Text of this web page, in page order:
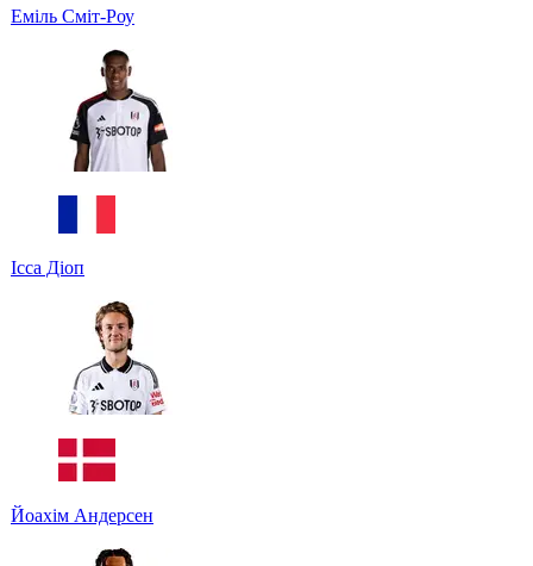
Еміль Сміт-Роу
Ісса Діоп
Йоахім Андерсен